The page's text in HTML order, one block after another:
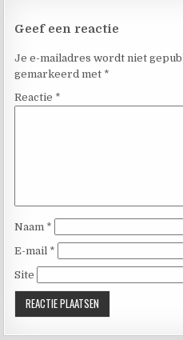
Geef een reactie
Je e-mailadres wordt niet
gemarkeerd met *
Reactie *
Naam *
E-mail *
Site